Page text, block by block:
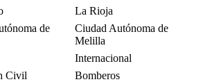
La Rioja
de
Ciudad Autónoma de
Melilla
Internacional
Civil
Bomberos